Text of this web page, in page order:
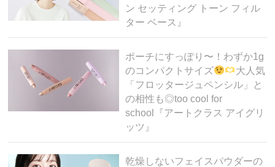
ン セッティング トーン フィル
ター ベース』
ポーチにすっぽり〜！わずか1g
のコンパクトサイズ
大人気
「フロッタージュペンシル」と
の相性も◎too cool for
school『アートクラス アイグリ
ッツ』
乾燥しないフェイスパウダーの